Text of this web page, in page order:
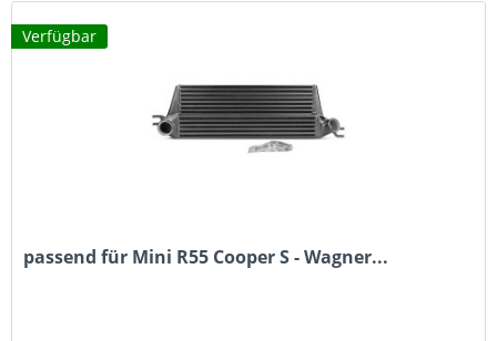
Verfügbar
passend für Mini R55 Cooper S - Wagner...